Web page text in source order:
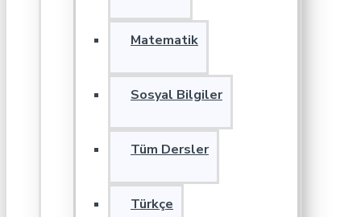
Matematik
Sosyal Bilgiler
Tüm Dersler
Türkçe